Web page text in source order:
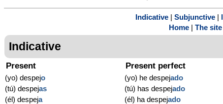
Indicative Subjunctive
Home
The site
Indicative
Present
(yo) despejo
(tú) despejas
(él) despeja
Present perfect
(yo) he despejado
(tú) has despejado
(él) ha despejado